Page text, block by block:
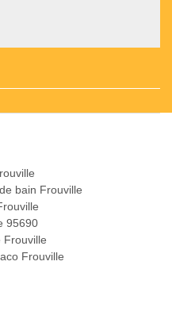
bain Frouville
95690
Frouville
Frouville